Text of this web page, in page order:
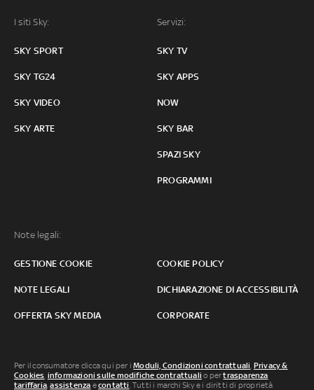
I siti Sky:
SKY SPORT
SKY TG24
SKY VIDEO
SKY ARTE
Servizi:
SKY TV
SKY APPS
NOW
SKY BAR
SPAZI SKY
PROGRAMMI
Note legali:
GESTIONE COOKIE COOKIE POLICY
NOTE LEGALI DICHIARAZIONE DI ACCESSIBILITÀ
OFFERTA SKY MEDIA CORPORATE
Per il consumatore clicca qui per iModuli, Condizioni contrattuali, Privacy &
Cookies, informazioni sulle modifiche contrattuali o pertrasparenza
tariffaria,assistenza econtatti. Tutti i marchi Sky e i diritti di proprietà